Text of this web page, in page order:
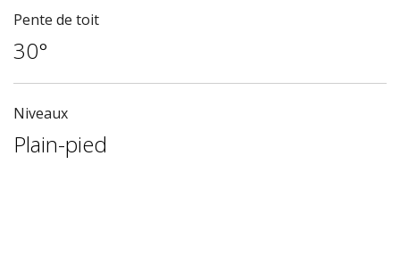
Pente de toit
30°
Niveaux
Plain-pied